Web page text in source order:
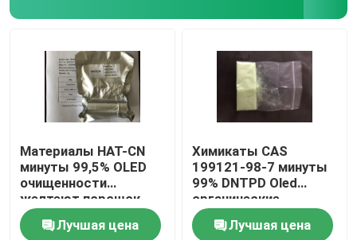
Материалы HAT-CN
минуты 99,5% OLED
очищенности
желтеют порошок
CAS 105598-27-4
Лучшая цена
Химикаты CAS
199121-98-7 минуты
99% DNTPD Oled
органические
материальные Oled
очищенности
Лучшая цена